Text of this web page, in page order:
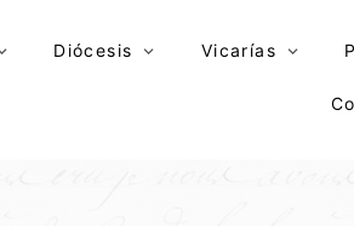
Diócesis Vicarías